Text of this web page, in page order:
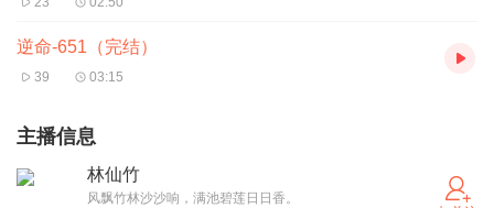
逆命-651（完结）
39 03:15
主播信息
林仙竹
风飘竹林沙沙响，满池碧莲日日香。